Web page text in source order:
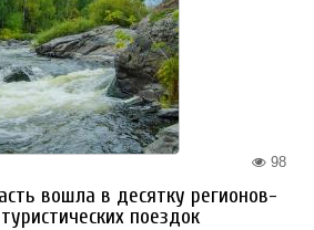
98
вошла в десятку регионов-
поездок